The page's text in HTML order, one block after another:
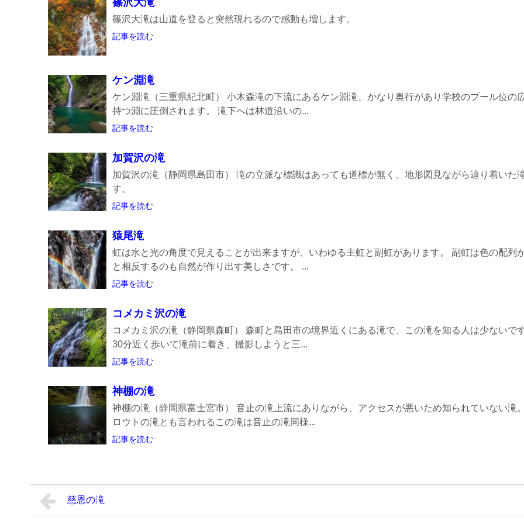
篠沢大滝
篠沢大滝は山道を登ると突然現れるので感動も増します。
記事を読む
ケン淵滝
ケン淵滝（三重県紀北町） 小木森滝の下流にあるケン淵滝、かなり奥行があり学校のプール位の
持つ淵に圧倒されます。 滝下へは林道沿いの...
記事を読む
加賀沢の滝
加賀沢の滝（静岡県島田市） 滝の立派な標識はあっても道標が無く、地形図見ながら辿り着いた
す。
記事を読む
猿尾滝
虹は水と光の角度で見えることが出来ますが、いわゆる主虹と副虹があります。 副虹は色の配列
と相反するのも自然が作り出す美しさです。 ...
記事を読む
コメカミ沢の滝
コメカミ沢の滝（静岡県森町） 森町と島田市の境界近くにある滝で、この滝を知る人は少ないです
30分近く歩いて滝前に着き、撮影しようと三...
記事を読む
神棚の滝
神棚の滝（静岡県富士宮市） 音止の滝上流にありながら、アクセスが悪いため知られていない滝
ロウトの滝とも言われるこの滝は音止の滝同様...
記事を読む
慈恩の滝